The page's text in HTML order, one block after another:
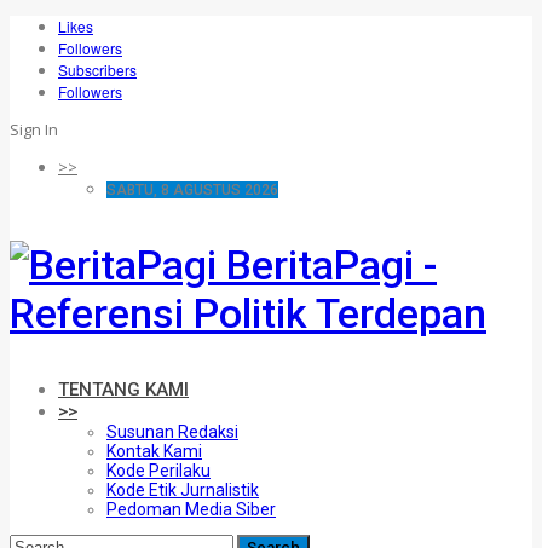
Likes
Followers
Subscribers
Followers
Sign In
>>
SABTU, 8 AGUSTUS 2026
BeritaPagi -
Referensi Politik Terdepan
TENTANG KAMI
>>
Susunan Redaksi
Kontak Kami
Kode Perilaku
Kode Etik Jurnalistik
Pedoman Media Siber